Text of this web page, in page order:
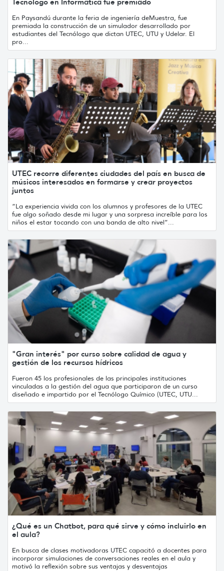
En Paysandú durante la feria de ingeniería deMuestra, fue
premiada la construcción de un simulador desarrollado por
estudiantes del Tecnólogo que dictan UTEC, UTU y Udelar. El
pro...
UTEC recorre diferentes ciudades del país en busca de
músicos interesados en formarse y crear proyectos
juntos
“La experiencia vivida con los alumnos y profesores de la UTEC
fue algo soñado desde mi lugar y una sorpresa increíble para los
niños el estar tocando con una banda de alto nivel”...
"Gran interés" por curso sobre calidad de agua y
gestión de los recursos hídricos
Fueron 45 los profesionales de las principales instituciones
vinculadas a la gestión del agua que participaron de un curso
diseñado e impartido por el Tecnólogo Químico (UTEC, UTU...
¿Qué es un Chatbot, para qué sirve y cómo incluirlo en
el aula?
En busca de clases motivadoras UTEC capacitó a docentes para
incorporar simulaciones de conversaciones reales en el aula y
motivó la reflexión sobre sus ventajas y desventajas